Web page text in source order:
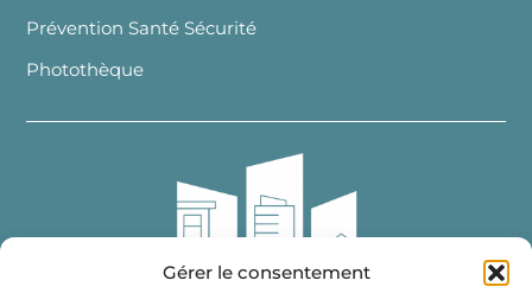
Gérer le consentement
Prévention Santé Sécurité
Photothèque